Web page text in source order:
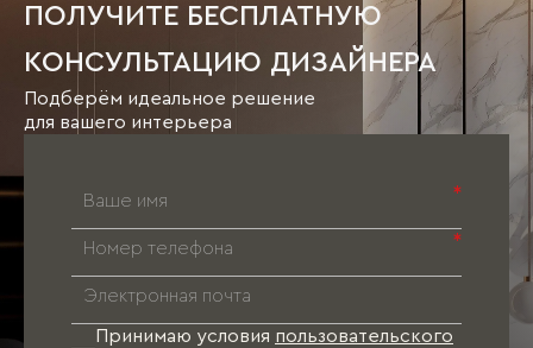
ПОЛУЧИТЕ БЕСПЛАТНУЮ
КОНСУЛЬТАЦИЮ ДИЗАЙНЕРА
Подберём идеальное решение
для вашего интерьера
*
*
Принимаю условия пользовательского